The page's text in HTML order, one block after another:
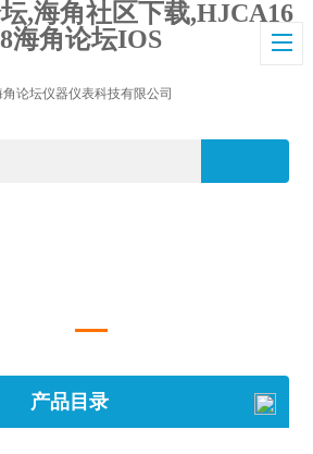
,海角社区下载,HJCA16
海角论坛IOS
产品目录